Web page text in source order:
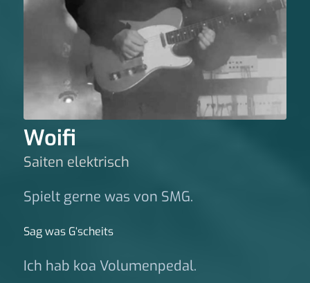
Woifi
Saiten elektrisch
Spielt gerne was von SMG.
Sag was G‘scheits
Ich hab koa Volumenpedal.